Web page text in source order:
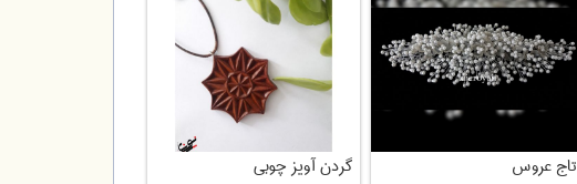
تاج عروس گردن آویز چوبی